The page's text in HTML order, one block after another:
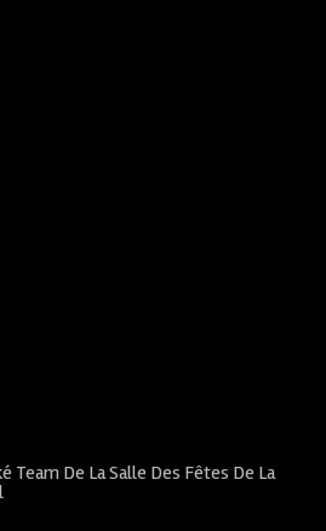
Team De La Salle Des Fêtes De La